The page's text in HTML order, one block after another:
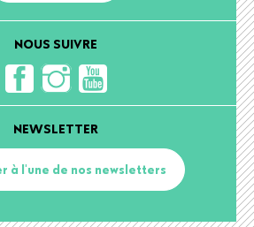
NOUS SUIVRE
NEWSLETTER
à l'une de nos newsletters